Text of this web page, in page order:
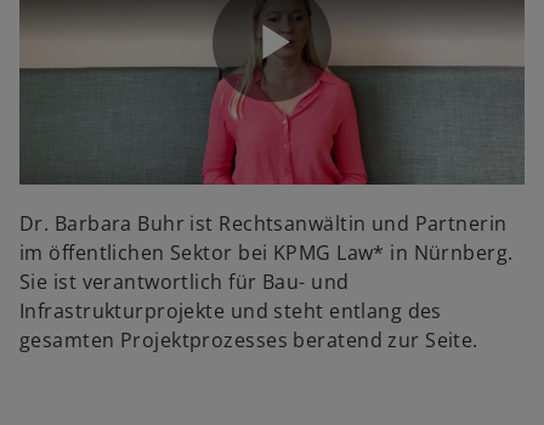
i
d
e
P
l
a
Dr. Barbara Buhr ist Rechtsanwältin und Partnerin
im öffentlichen Sektor bei KPMG Law* in Nürnberg.
Sie ist verantwortlich für Bau- und
Infrastrukturprojekte und steht entlang des
gesamten Projektprozesses beratend zur Seite.